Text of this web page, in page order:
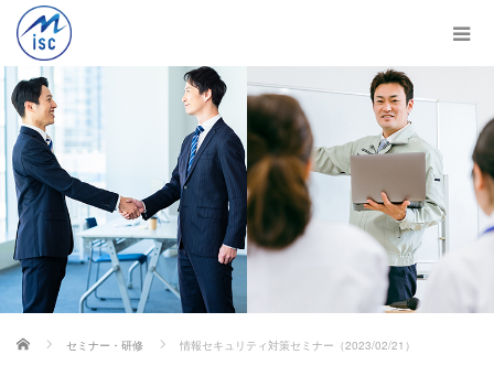
ホーム セミナー・研修 情報セキュリティ対策セミナー（2023/02/21）